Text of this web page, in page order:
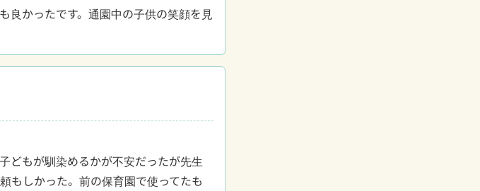
良かったです。通園中の子供の笑顔を見
どもが馴染めるかが不安だったが先生
もしかった。前の保育園で使ってたも